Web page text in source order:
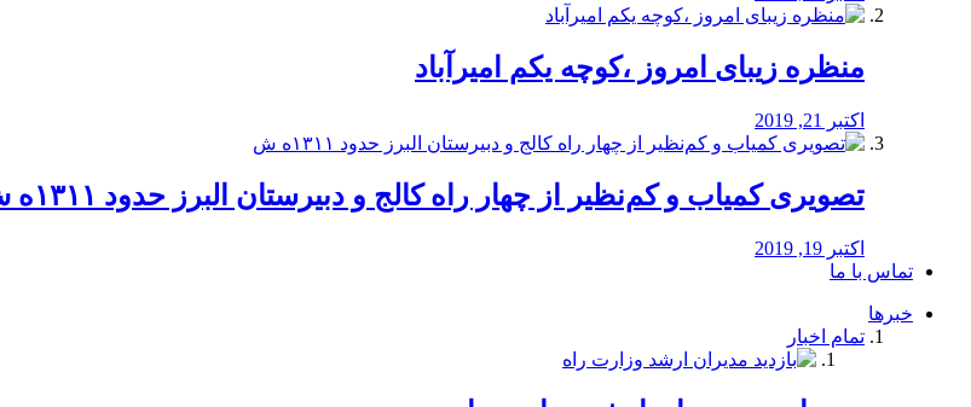
منظره‌‌ زیبای امروز ،کوچه یکم امیرآباد
اکتبر 21, 2019
️تصویری کمیاب و کم‌نظیر از چهار راه كالج و دبيرستان البرز حدود ۱۳۱۱ه ش
اکتبر 19, 2019
تماس با ما
خبرها
تمام اخبار